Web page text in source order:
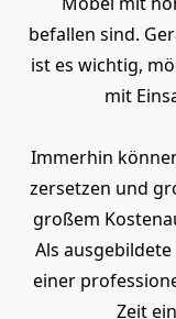
befallen sind.
ist es wichtig,
mit
Immerhin
zersetzen und
großem
Als
einer
Zeit